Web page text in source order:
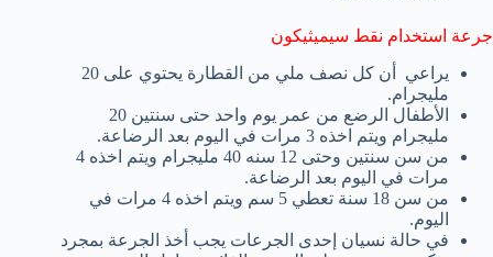
جرعة استخدام نقط سيميثيكون
يراعي أن كل نصف ملي من القطارة يحتوي على 20
مليجرام.
الأطفال الرضع من عمر يوم واحد حتى سنتين 20
مليجرام ويتم اخذه 3 مرات في اليوم بعد الرضاعة.
من سن سنتين وحتى 12 سنه 40 مليجرام ويتم اخذه 4
مرات في اليوم بعد الرضاعة.
من سن 18 سنة تعطي 5 سم ويتم اخذه 4 مرات في
اليوم.
في حالة نسيان إحدى الجرعات يجب أخذ الجرعة بمجرد